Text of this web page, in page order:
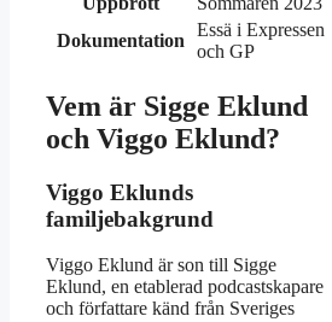
Dokumentation
Essä i Expressen
och GP
Vem är Sigge Eklund
och Viggo Eklund?
Viggo Eklunds
familjebakgrund
Viggo Eklund är son till Sigge
Eklund, en etablerad podcastskapare
och författare känd från Sveriges